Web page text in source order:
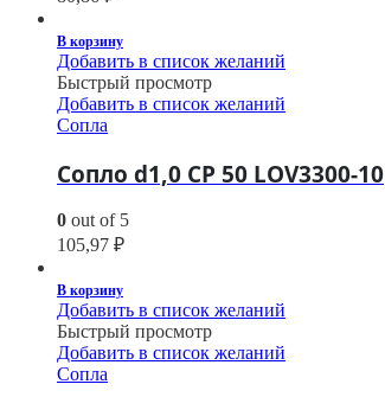
В корзину
Добавить в список желаний
Быстрый просмотр
Добавить в список желаний
Сопла
Сопло d1,0 CP 50 LOV3300-10
0 out of 5
105,97 ₽
В корзину
Добавить в список желаний
Быстрый просмотр
Добавить в список желаний
Сопла